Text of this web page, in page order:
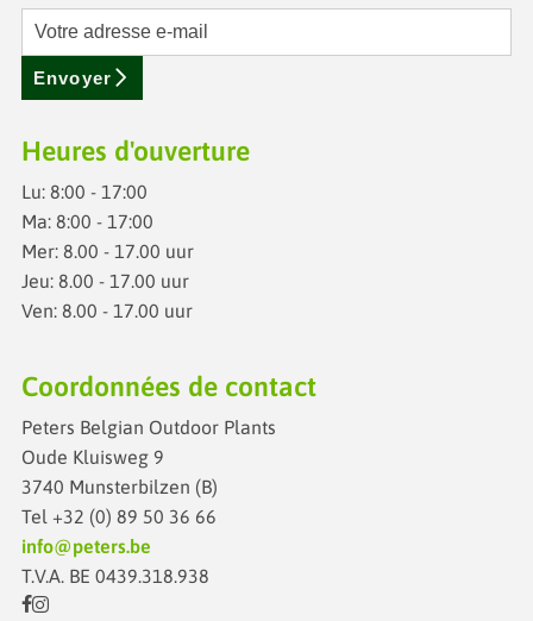
Envoyer
Heures d'ouverture
Lu: 8:00 - 17:00
Ma: 8:00 - 17:00
Mer: 8.00 - 17.00 uur
Jeu: 8.00 - 17.00 uur
Ven: 8.00 - 17.00 uur
Coordonnées de contact
Peters Belgian Outdoor Plants
Oude Kluisweg 9
3740 Munsterbilzen (B)
Tel +32 (0) 89 50 36 66
info@peters.be
T.V.A. BE 0439.318.938